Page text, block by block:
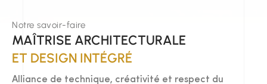
Notre savoir-faire
MAÎTRISE ARCHITECTURALE
ET DESIGN INTÉGRÉ
Alliance de technique, créativité et respect du